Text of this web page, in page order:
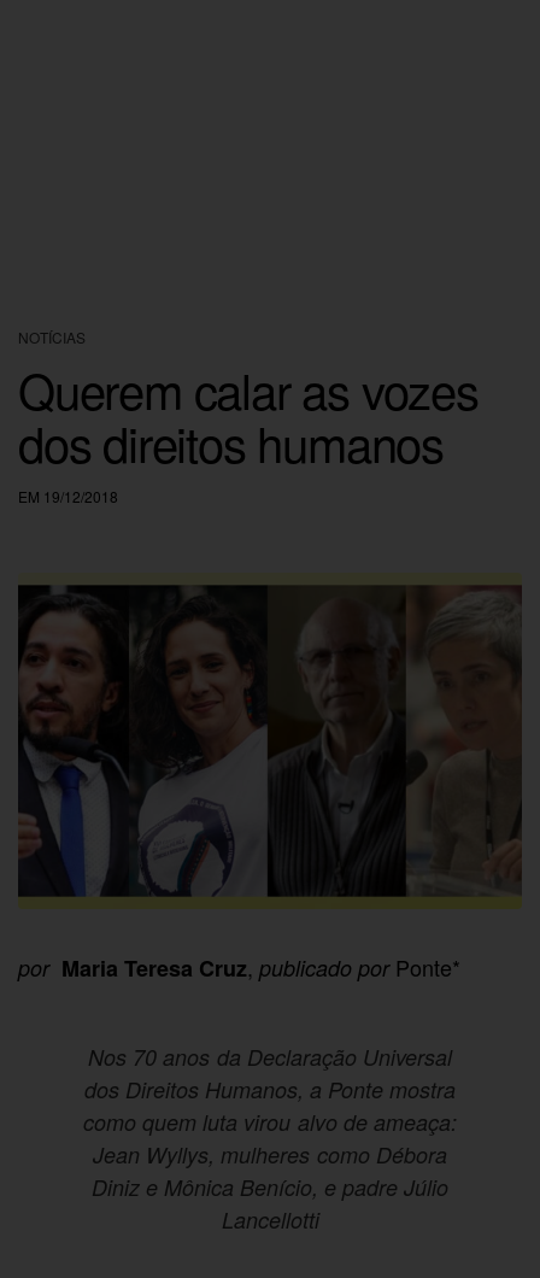
NOTÍCIAS
Querem calar as vozes
dos direitos humanos
EM 19/12/2018
por Maria Teresa Cruz, publicado porPonte*
Nos 70 anos da Declaração Universal
dos Direitos Humanos, a Ponte mostra
como quem luta virou alvo de ameaça:
Jean Wyllys, mulheres como Débora
Diniz e Mônica Benício, e padre Júlio
Lancellotti